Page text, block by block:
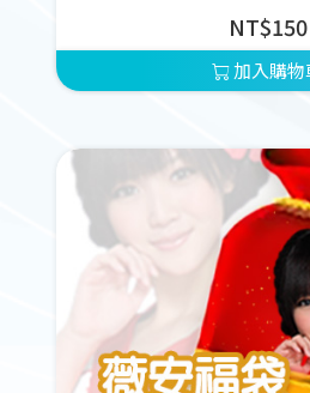
NT$150
加入購物